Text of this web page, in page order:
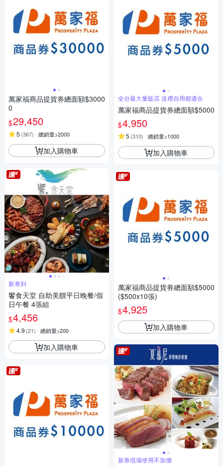
萬家福商品提貨券總面額$3000
0
$29,450
5 (367) 總銷量>2000
加入購物車
新券到
饗食天堂 自助美饌平日晚餐/假
日午餐 4張組
$4,456
4.9 (21) 總銷量>200
加入購物車
全台最大量販店 送禮自用都適合
萬家福商品提貨券總面額$5000
$4,950
5 (310) 總銷量>1000
加入購物車
萬家福商品提貨券總面額$5000
($500x10張)
$4,925
加入購物車
新券現場使用不加價